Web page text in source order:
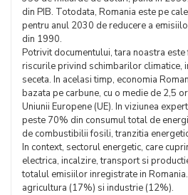
din PIB. Totodata, Romania este pe
pentru anul 2030 de reducere a
din 1990.
Potrivit documentului, tara noastra
riscurile privind schimbarilor climatice,
seceta. In acelasi timp, economia
bazata pe carbune, cu o medie de 2,5
Uniunii Europene (UE). In viziunea
peste 70% din consumul total de
de combustibilii fosili, tranzitia
In context, sectorul energetic, care
electrica, incalzire, transport si
totalul emisiilor inregistrate in
agricultura (17%) si industrie (12%).